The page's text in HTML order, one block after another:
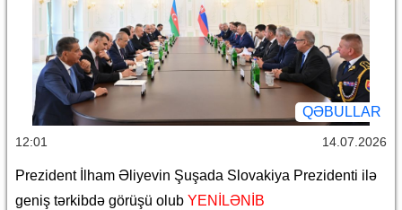
QƏBULLAR
12:01 14.07.2026
Prezident İlham Əliyevin Şuşada Slovakiya Prezidenti ilə
geniş tərkibdə görüşü olub YENİLƏNİB